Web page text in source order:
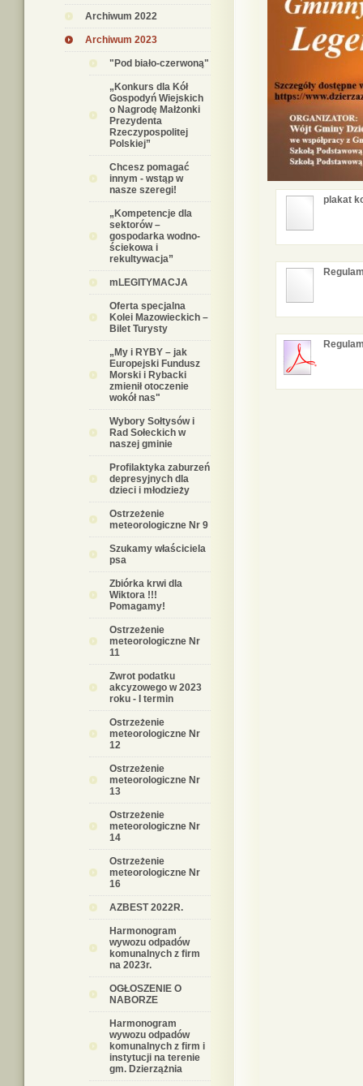
Archiwum 2022
Archiwum 2023
"Pod biało-czerwoną"
„Konkurs dla Kół
Gospodyń Wiejskich
o Nagrodę Małżonki
Prezydenta
Rzeczypospolitej
Polskiej”
Chcesz pomagać
innym - wstąp w
nasze szeregi!
„Kompetencje dla
sektorów –
gospodarka wodno-
ściekowa i
rekultywacja”
mLEGITYMACJA
Oferta specjalna
Kolei Mazowieckich –
Bilet Turysty
„My i RYBY – jak
Europejski Fundusz
Morski i Rybacki
zmienił otoczenie
wokół nas"
Wybory Sołtysów i
Rad Sołeckich w
naszej gminie
Profilaktyka zaburzeń
depresyjnych dla
dzieci i młodzieży
Ostrzeżenie
meteorologiczne Nr 9
Szukamy właściciela
psa
Zbiórka krwi dla
Wiktora !!!
Pomagamy!
Ostrzeżenie
meteorologiczne Nr
11
Zwrot podatku
akcyzowego w 2023
roku - I termin
Ostrzeżenie
meteorologiczne Nr
12
Ostrzeżenie
meteorologiczne Nr
13
Ostrzeżenie
meteorologiczne Nr
14
Ostrzeżenie
meteorologiczne Nr
16
AZBEST 2022R.
Harmonogram
wywozu odpadów
komunalnych z firm
na 2023r.
OGŁOSZENIE O
NABORZE
Harmonogram
wywozu odpadów
komunalnych z firm i
instytucji na terenie
gm. Dzierzążnia
plakat